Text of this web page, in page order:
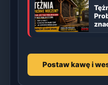
Postaw kawę i